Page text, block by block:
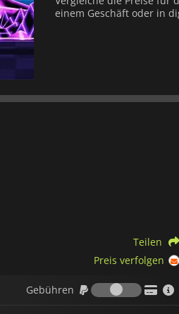
einem Geschäft oder in
Teilen
Preis verfolgen
Gebühren